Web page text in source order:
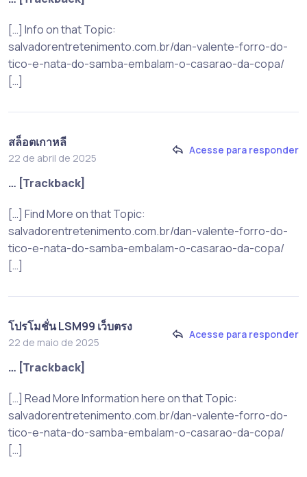
[…] Info on that Topic:
salvadorentretenimento.com.br/dan-valente-forro-do-
tico-e-nata-do-samba-embalam-o-casarao-da-copa/
[…]
สล็อตเกาหลี
22 de abril de 2025
Acesse para responder
… [Trackback]
[…] Find More on that Topic:
salvadorentretenimento.com.br/dan-valente-forro-do-
tico-e-nata-do-samba-embalam-o-casarao-da-copa/
[…]
โปรโมชั่น LSM99 เว็บตรง
22 de maio de 2025
Acesse para responder
… [Trackback]
[…] Read More Information here on that Topic:
salvadorentretenimento.com.br/dan-valente-forro-do-
tico-e-nata-do-samba-embalam-o-casarao-da-copa/
[…]